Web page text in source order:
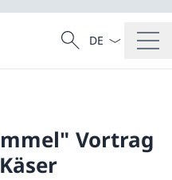
Cercare
Ricerca
Dal menu a
Vortrag